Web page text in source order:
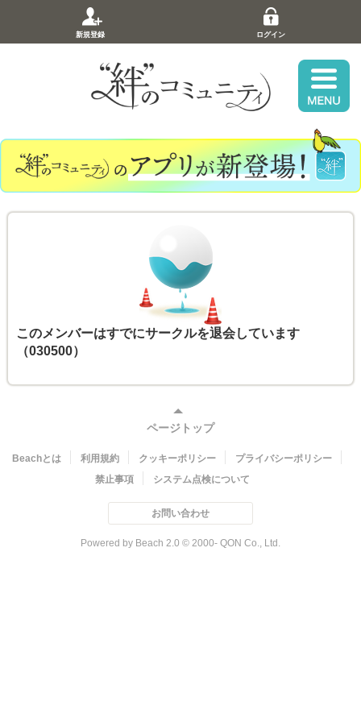
新規登録 ログイン
このメンバーはすでにサークルを退会しています
（030500）
ページトップ
Beachとは 利用規約 クッキーポリシー
プライバシーポリシー
禁止事項
システム点検について
お問い合わせ
Powered by Beach 2.0 © 2000- QON Co., Ltd.